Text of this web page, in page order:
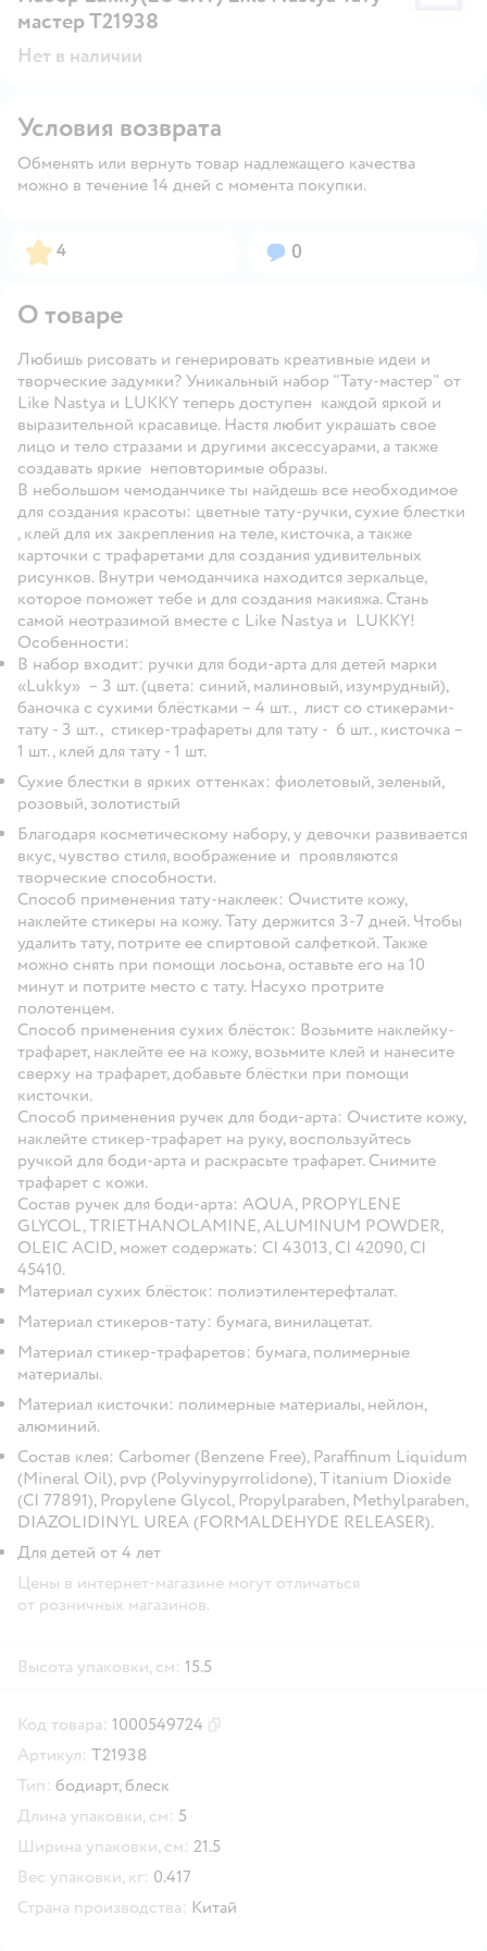
мастер Т21938
Нет в наличии
Условия возврата
Обменять или вернуть товар надлежащего качества
можно в течение 14 дней с момента покупки.
Рейтинг:
4 Вопросов:
0
О товаре
Любишь рисовать и генерировать креативные идеи и
творческие задумки? Уникальный набор "Тату-мастер" от
Like Nastya и LUKKY теперь доступен каждой яркой и
выразительной красавице. Настя любит украшать свое
лицо и тело стразами и другими аксессуарами, а также
создавать яркие неповторимые образы.
В небольшом чемоданчике ты найдешь все необходимое
для создания красоты: цветные тату-ручки, сухие блестки
, клей для их закрепления на теле, кисточка, а также
карточки с трафаретами для создания удивительных
рисунков. Внутри чемоданчика находится зеркальце,
которое поможет тебе и для создания макияжа. Стань
самой неотразимой вместе с Like Nastya и LUKKY!
Особенности:
В набор входит: ручки для боди-арта для детей марки
«Lukky» – 3 шт. (цвета: синий, малиновый, изумрудный),
баночка с сухими блёстками – 4 шт., лист со стикерами-
тату - 3 шт., стикер-трафареты для тату - 6 шт., кисточка –
1 шт., клей для тату - 1 шт.
Сухие блестки в ярких оттенках: фиолетовый, зеленый,
розовый, золотистый
Благодаря косметическому набору, у девочки развивается
вкус, чувство стиля, воображение и проявляются
творческие способности.
Способ применения тату-наклеек: Очистите кожу,
наклейте стикеры на кожу. Тату держится 3-7 дней. Чтобы
удалить тату, потрите ее спиртовой салфеткой. Также
можно снять при помощи лосьона, оставьте его на 10
минут и потрите место с тату. Насухо протрите
полотенцем.
Способ применения сухих блёсток: Возьмите наклейку-
трафарет, наклейте ее на кожу, возьмите клей и нанесите
сверху на трафарет, добавьте блёстки при помощи
кисточки.
Способ применения ручек для боди-арта: Очистите кожу,
наклейте стикер-трафарет на руку, воспользуйтесь
ручкой для боди-арта и раскрасьте трафарет. Снимите
трафарет с кожи.
Состав ручек для боди-арта: AQUA, PROPYLENE
GLYCOL, TRIETHANOLAMINE, ALUMINUM POWDER,
OLEIC ACID, может содержать: СI 43013, CI 42090, CI
45410.
Материал сухих блёсток: полиэтилентерефталат.
Материал стикеров-тату: бумага, винилацетат.
Материал стикер-трафаретов: бумага, полимерные
материалы.
Материал кисточки: полимерные материалы, нейлон,
алюминий.
Состав клея: Carbomer (Benzene Free), Paraffinum Liquidum
(Mineral Oil), pvp (Polyvinypyrrolidone), Titanium Dioxide
(CI 77891), Propylene Glycol, Propylparaben, Methylparaben,
DIAZOLIDINYL UREA (FORMALDEHYDE RELEASER).
Для детей от 4 лет
Цены в интернет-магазине могут отличаться
от розничных магазинов.
Высота упаковки, см: 15.5
Код товара: 1000549724
Артикул: Т21938
Тип: бодиарт,блеск
Длина упаковки, см: 5
Ширина упаковки, см: 21.5
Вес упаковки, кг: 0.417
Страна производства: Китай